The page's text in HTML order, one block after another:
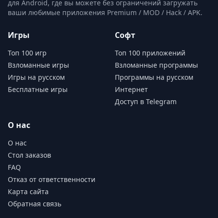
для Android, где вы можете без ограничений загружать
ваши любимые приложения Premium / MOD / Hack / APK.
Игры
Топ 100 игр
Взломанные игры
Игры на русском
Бесплатные игры
Софт
Топ 100 приложений
Взломанные программы
Программы на русском
Интернет
Доступ в Telegram
О нас
О нас
Стол заказов
FAQ
Отказ от ответственности
Карта сайта
Обратная связь